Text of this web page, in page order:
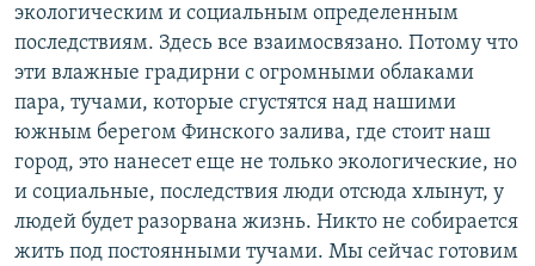
экологическим и социальным определенным
последствиям. Здесь все взаимосвязано. Потому что
эти влажные градирни с огромными облаками
пара, тучами, которые сгустятся над нашими
южным берегом Финского залива, где стоит наш
город, это нанесет еще не только экологические, но
и социальные, последствия люди отсюда хлынут, у
людей будет разорвана жизнь. Никто не собирается
жить под постоянными тучами. Мы сейчас готовим